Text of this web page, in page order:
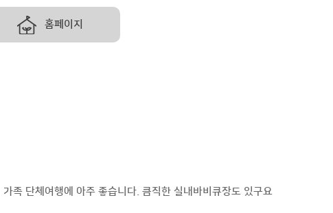
홈페이지
족 단체여행에 아주 좋습니다 큼직한 실내바비큐장도 있구요